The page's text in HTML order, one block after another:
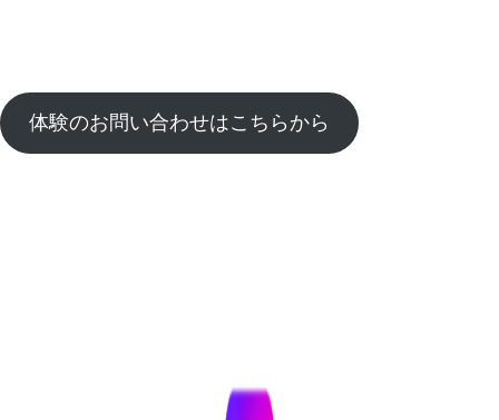
体験のお問い合わせはこちらから